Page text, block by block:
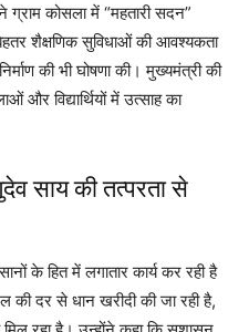
कोसला में “महतारी सदन”
शैक्षणिक सुविधाओं की आवश्यकता
की भी घोषणा की। मुख्यमंत्री की
और विद्यार्थियों में उत्साह का
साय की तत्परता से
के हित में लगातार कार्य कर रही है
दर से धान खरीदी की जा रही है,